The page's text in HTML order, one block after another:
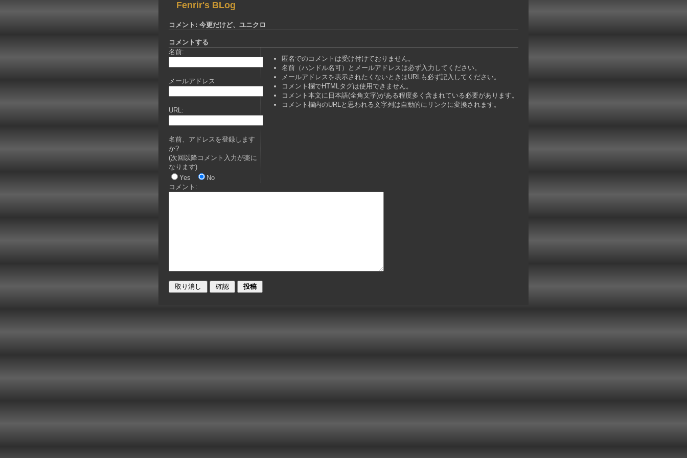
Fenrir's BLog
コメント: 今更だけど、ユニクロ
コメントする
名前:
メールアドレス
URL:
名前、アドレスを登録します
か?
(次回以降コメント入力が楽に
なります)
Yes
No
匿名でのコメントは受け付けておりません。
名前（ハンドル名可）とメールアドレスは必ず入力してください。
メールアドレスを表示されたくないときはURLも必ず記入してください。
コメント欄でHTMLタグは使用できません。
コメント本文に日本語(全角文字)がある程度多く含まれている必要があります。
コメント欄内のURLと思われる文字列は自動的にリンクに変換されます。
コメント: